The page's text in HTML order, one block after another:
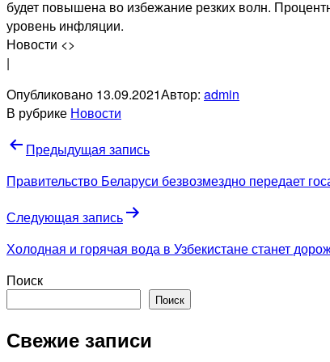
будет повышена во избежание резких волн.
уровень инфляции.
Новости <>
|
Опубликовано 13.09.2021Автор: admin
В рубрике Новости
Навигация
по
Предыдущая запись
Правительство Беларуси безвозмездно передает
Следующая запись
Холодная и горячая вода в Узбекистане станет
Поиск
Поиск
Свежие записи